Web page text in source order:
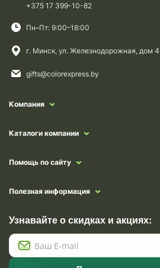
+375 17 399-10-82
Пн–Пт: 9:00–18:00
г. Минск, ул. Железнодорожная, дом
gifts@colorexpress.by
Компания
Каталоги компании
Помощь по сайту
Полезная информация
Узнавайте о скидках и акциях: